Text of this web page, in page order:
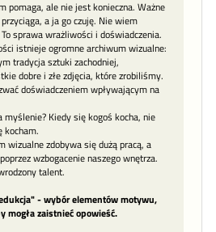
pomaga, ale nie jest konieczna. Ważne
a ja go czuję. Nie wiem
sprawa wrażliwości i doświadczenia.
istnieje ogromne archiwum wizualne:
tradycja sztuki zachodniej,
dobre i złe zdjęcia, które zrobiliśmy.
doświadczeniem wpływającym na
myślenie? Kiedy się kogoś kocha, nie
kocham.
wizualne zdobywa się dużą pracą, a
wzbogacenie naszego wnętrza.
talent.
- wybór elementów motywu,
mogła zaistnieć opowieść.